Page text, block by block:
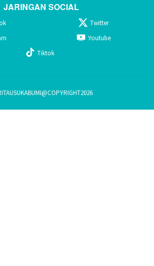
JARINGAN SOCIAL
Twitter
Youtube
Tiktok